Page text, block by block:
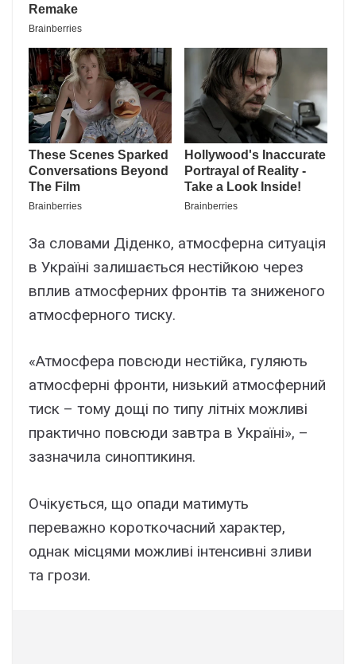
За словами Діденко, атмосферна ситуація
в Україні залишається нестійкою через
вплив атмосферних фронтів та зниженого
атмосферного тиску.
«Атмосфера повсюди нестійка, гуляють
атмосферні фронти, низький атмосферний
тиск – тому дощі по типу літніх можливі
практично повсюди завтра в Україні», –
зазначила синоптикиня.
Очікується, що опади матимуть
переважно короткочасний характер,
однак місцями можливі інтенсивні зливи
та грози.